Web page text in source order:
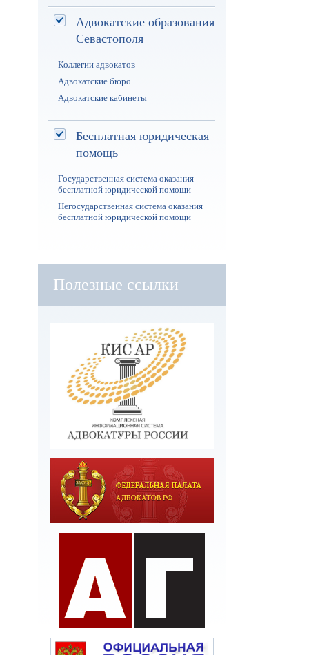
Адвокатские образования
Севастополя
Коллегии адвокатов
Адвокатские бюро
Адвокатские кабинеты
Бесплатная юридическая
помощь
Государственная система оказания
бесплатной юридической помощи
Негосударственная система оказания
бесплатной юридической помощи
Полезные ссылки